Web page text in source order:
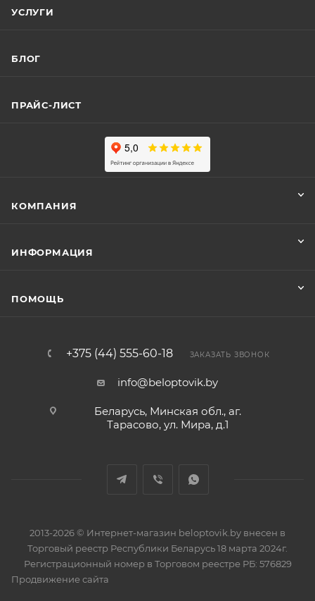
УСЛУГИ
БЛОГ
ПРАЙС-ЛИСТ
КОМПАНИЯ
ИНФОРМАЦИЯ
ПОМОЩЬ
+375 (44) 555-60-18 ЗАКАЗАТЬ ЗВОНОК
info@beloptovik.by
Беларусь, Минская обл., аг.
Тарасово, ул. Мира, д.1
2013-2026 © Интернет-магазин beloptovik.by внесен в
Торговый реестр Республики Беларусь 18 марта 2024г.
Регистрационный номер в Торговом реестре РБ: 576829
Продвижение сайта